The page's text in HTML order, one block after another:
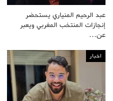
عبد الرحيم المنياري يستحضر
إنجازات المنتخب المغربي ويعبر
عن…
اخبار